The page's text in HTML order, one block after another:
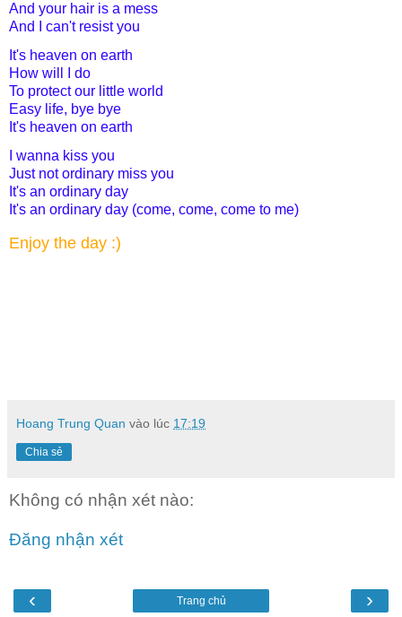
And your hair is a mess
And I can't resist you
It's heaven on earth
How will I do
To protect our little world
Easy life, bye bye
It's heaven on earth
I wanna kiss you
Just not ordinary miss you
It's an ordinary day
It's an ordinary day (come, come, come to me)
Enjoy the day :)
Hoang Trung Quan vào lúc 17:19
Chia sẻ
Không có nhận xét nào:
Đăng nhận xét
‹ ›
Trang chủ